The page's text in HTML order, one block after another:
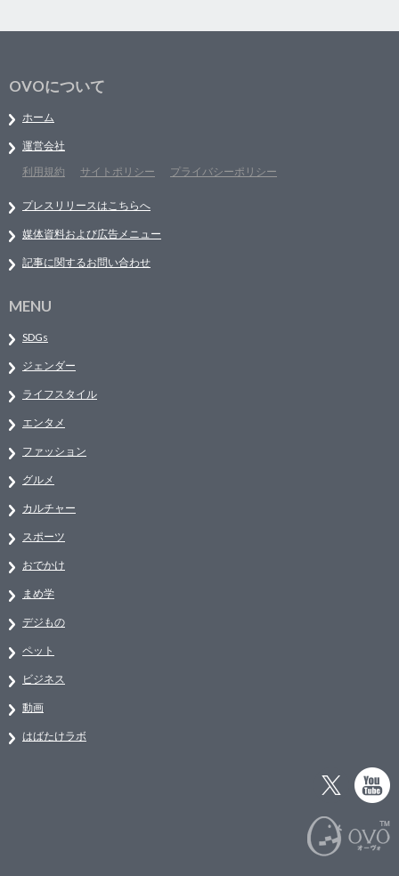
OVOについて
ホーム
運営会社
利用規約
サイトポリシー プライバシーポリシー
プレスリリースはこちらへ
媒体資料および広告メニュー
記事に関するお問い合わせ
MENU
SDGs
ジェンダー
ライフスタイル
エンタメ
ファッション
グルメ
カルチャー
スポーツ
おでかけ
まめ学
デジもの
ペット
ビジネス
動画
はばたけラボ